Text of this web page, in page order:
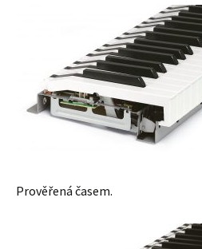
Prověřená časem.